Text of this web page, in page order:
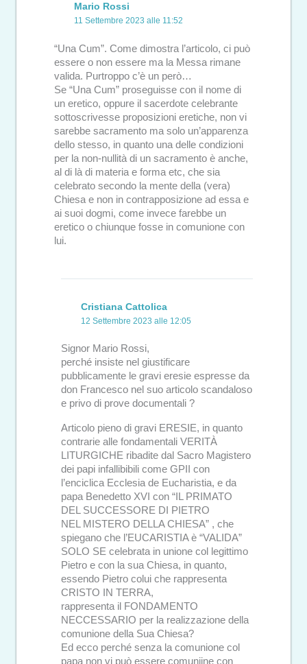
Mario Rossi
11 Settembre 2023 alle 11:52
“Una Cum”. Come dimostra l’articolo, ci può
essere o non essere ma la Messa rimane
valida. Purtroppo c’è un però…
Se “Una Cum” proseguisse con il nome di
un eretico, oppure il sacerdote celebrante
sottoscrivesse proposizioni eretiche, non vi
sarebbe sacramento ma solo un’apparenza
dello stesso, in quanto una delle condizioni
per la non-nullità di un sacramento è anche,
al di là di materia e forma etc, che sia
celebrato secondo la mente della (vera)
Chiesa e non in contrapposizione ad essa e
ai suoi dogmi, come invece farebbe un
eretico o chiunque fosse in comunione con
lui.
Cristiana Cattolica
12 Settembre 2023 alle 12:05
Signor Mario Rossi,
perché insiste nel giustificare
pubblicamente le gravi eresie espresse da
don Francesco nel suo articolo scandaloso
e privo di prove documentali ?
Articolo pieno di gravi ERESIE, in quanto
contrarie alle fondamentali VERITÀ
LITURGICHE ribadite dal Sacro Magistero
dei papi infallibibili come GPII con
l’enciclica Ecclesia de Eucharistia, e da
papa Benedetto XVI con “IL PRIMATO
DEL SUCCESSORE DI PIETRO
NEL MISTERO DELLA CHIESA” , che
spiegano che l’EUCARISTIA è “VALIDA”
SOLO SE celebrata in unione col legittimo
Pietro e con la sua Chiesa, in quanto,
essendo Pietro colui che rappresenta
CRISTO IN TERRA,
rappresenta il FONDAMENTO
NECCESSARIO per la realizzazione della
comunione della Sua Chiesa?
Ed ecco perché senza la comunione col
papa non vi può essere comuniine con